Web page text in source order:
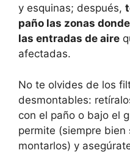
y esquinas; después,
paño las zonas
las entradas de aire
afectadas.
No te olvides de los
desmontables:
con el paño o bajo el
permite (siempre
montarlos) y